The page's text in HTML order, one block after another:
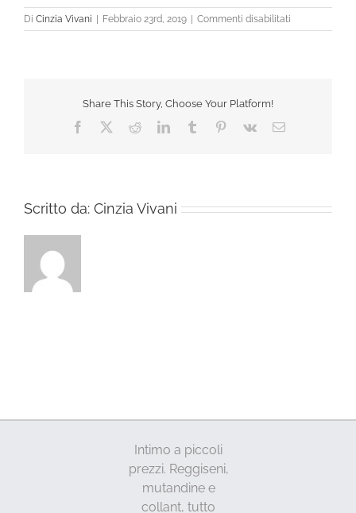
Di Cinzia Vivani Febbraio 23rd, 2019 Commenti disabilitati
p30-
Share This Story, Choose Your Platform!
Facebook RedditLinkedInTumblr Pinterest
Vk Email
Scritto da: Cinzia Vivani
Intimo a piccoli
prezzi. Reggiseni,
mutandine e
collant, tutto